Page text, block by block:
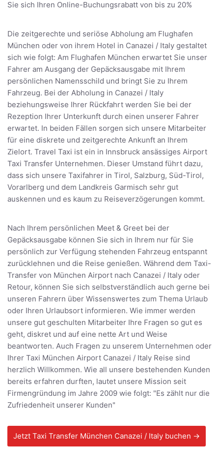
Sie sich Ihren Online-Buchungsrabatt von bis zu 20%
Die zeitgerechte und seriöse Abholung am Flughafen
München oder von ihrem Hotel in Canazei / Italy gestaltet
sich wie folgt: Am Flughafen München erwartet Sie unser
Fahrer am Ausgang der Gepäcksausgabe mit Ihrem
persönlichen Namensschild und bringt Sie zu Ihrem
Fahrzeug. Bei der Abholung in Canazei / Italy
beziehungsweise Ihrer Rückfahrt werden Sie bei der
Rezeption Ihrer Unterkunft durch einen unserer Fahrer
erwartet. In beiden Fällen sorgen sich unsere Mitarbeiter
für eine diskrete und zeitgerechte Ankunft an Ihrem
Zielort. Travel Taxi ist ein in Innsbruck ansässiges Airport
Taxi Transfer Unternehmen. Dieser Umstand führt dazu,
dass sich unsere Taxifahrer in Tirol, Salzburg, Süd-Tirol,
Vorarlberg und dem Landkreis Garmisch sehr gut
auskennen und es kaum zu Reiseverzögerungen kommt.
Nach Ihrem persönlichen Meet & Greet bei der
Gepäcksausgabe können Sie sich in Ihrem nur für Sie
persönlich zur Verfügung stehenden Fahrzeug entspannt
zurücklehnen und die Reise genießen. Während dem Taxi-
Transfer von München Airport nach Canazei / Italy oder
Retour, können Sie sich selbstverständlich auch gerne bei
unseren Fahrern über Wissenswertes zum Thema Urlaub
oder Ihren Urlaubsort informieren. Wie immer werden
unsere gut geschulten Mitarbeiter Ihre Fragen so gut es
geht, diskret und auf eine nette Art und Weise
beantworten. Auch Fragen zu unserem Unternehmen oder
Ihrer Taxi München Airport Canazei / Italy Reise sind
herzlich Willkommen. Wie all unsere bestehenden Kunden
bereits erfahren durften, lautet unsere Mission seit
Firmengründung im Jahre 2009 wie folgt: "Es zählt nur die
Zufriedenheit unserer Kunden"
Jetzt Taxi Transfer München Canazei / Italy buchen →